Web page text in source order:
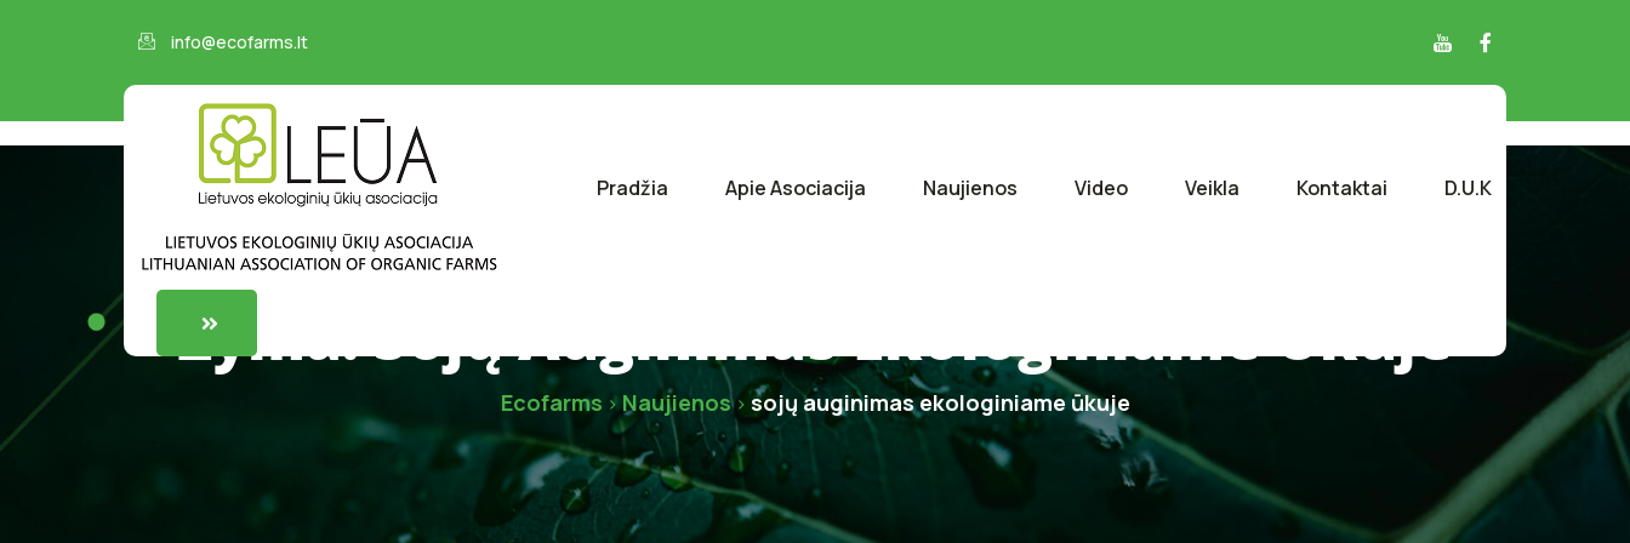
info@ecofarms.lt
Pradžia Apie Asociacija Naujienos Video Veikla Kontaktai D.U.K
Žyma:Sojų Auginimas Ekologiniame Ūkuje
Ecofarms >Naujienos> sojų auginimas ekologiniame ūkuje